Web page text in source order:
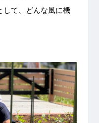
して、どんな風に機